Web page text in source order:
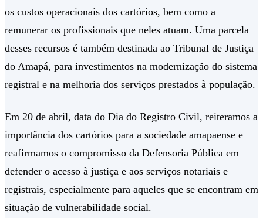
os custos operacionais dos cartórios, bem como a
remunerar os profissionais que neles atuam. Uma parcela
desses recursos é também destinada ao Tribunal de Justiça
do Amapá, para investimentos na modernização do sistema
registral e na melhoria dos serviços prestados à população.
Em 20 de abril, data do Dia do Registro Civil, reiteramos a
importância dos cartórios para a sociedade amapaense e
reafirmamos o compromisso da Defensoria Pública em
defender o acesso à justiça e aos serviços notariais e
registrais, especialmente para aqueles que se encontram em
situação de vulnerabilidade social.